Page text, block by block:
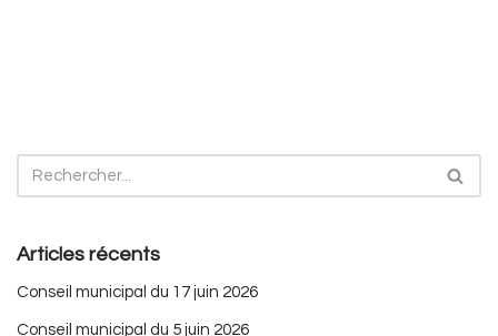
Articles récents
Conseil municipal du 17 juin 2026
Conseil municipal du 5 juin 2026